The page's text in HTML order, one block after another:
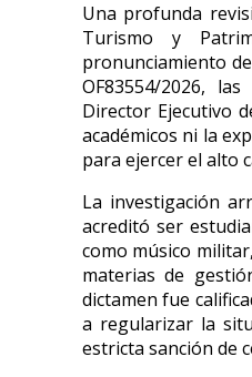
Una profunda
Turismo y
pronunciamiento
OF83554/2026,
Director Ejecutivo
académicos ni la
para ejercer el alto
La investigación
acreditó ser
como músico
materias de
dictamen fue
a regularizar la
estricta sanción de